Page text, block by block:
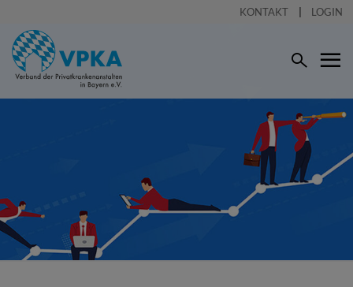
KONTAKT LOGIN